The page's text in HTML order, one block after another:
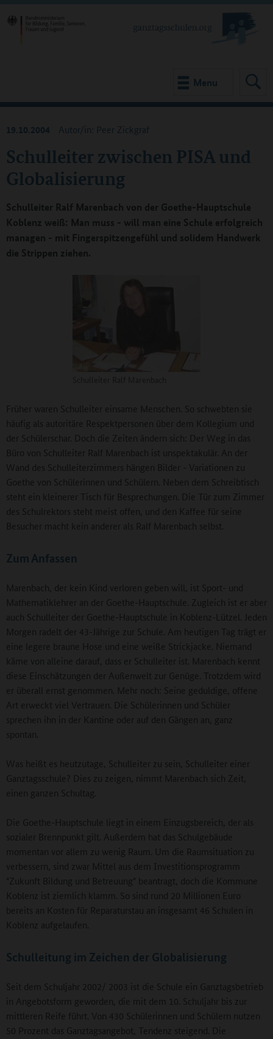
Menu
Schulleiter zwischen PISA und
Globalisierung
19.10.2004 Autor/in: Peer Zickgraf
Schulleiter Ralf Marenbach von der Goethe-Hauptschule
Koblenz weiß: Man muss - will man eine Schule erfolgreich
managen - mit Fingerspitzengefühl und solidem Handwerk
die Strippen ziehen.
Früher waren Schulleiter einsame Menschen. So schwebten sie
häufig als autoritäre Respektpersonen über dem Kollegium und
der Schülerschar. Doch die Zeiten ändern sich: Der Weg in das
Büro von Schulleiter Ralf Marenbach ist unspektakulär. An der
Wand des Schulleiterzimmers hängen Bilder - Variationen zu
Goethe von Schülerinnen und Schülern. Neben dem Schreibtisch
steht ein kleinerer Tisch für Besprechungen. Die Tür zum Zimmer
des Schulrektors steht meist offen, und den Kaffee für seine
Besucher macht kein anderer als Ralf Marenbach selbst.
Zum Anfassen
Marenbach, der kein Kind verloren geben will, ist Sport- und
Mathematiklehrer an der Goethe-Hauptschule. Zugleich ist er aber
auch Schulleiter der Goethe-Hauptschule in Koblenz-Lützel. Jeden
Morgen radelt der 43-Jährige zur Schule. Am heutigen Tag trägt er
eine legere braune Hose und eine weiße Strickjacke. Niemand
käme von alleine darauf, dass er Schulleiter ist. Marenbach kennt
diese Einschätzungen der Außenwelt zur Genüge. Trotzdem wird
er überall ernst genommen. Mehr noch: Seine geduldige, offene
Art erweckt viel Vertrauen. Die Schülerinnen und Schüler
sprechen ihn in der Kantine oder auf den Gängen an, ganz
spontan.
Was heißt es heutzutage, Schulleiter zu sein, Schulleiter einer
Ganztagsschule? Dies zu zeigen, nimmt Marenbach sich Zeit,
einen ganzen Schultag.
Die Goethe-Hauptschule liegt in einem Einzugsbereich, der als
sozialer Brennpunkt gilt. Außerdem hat das Schulgebäude
momentan vor allem zu wenig Raum. Um die Raumsituation zu
verbessern, sind zwar Mittel aus dem Investitionsprogramm
"Zukunft Bildung und Betreuung" beantragt, doch die Kommune
Koblenz ist ziemlich klamm. So sind rund 20 Millionen Euro
bereits an Kosten für Reparaturstau an insgesamt 46 Schulen in
Koblenz aufgelaufen.
Schulleitung im Zeichen der Globalisierung
Seit dem Schuljahr 2002/ 2003 ist die Schule ein Ganztagsbetrieb
in Angebotsform geworden, die mit dem 10. Schuljahr bis zur
mittleren Reife führt. Von 430 Schülerinnen und Schülern nutzen
50 Prozent das Ganztagsangebot, Tendenz steigend. Die